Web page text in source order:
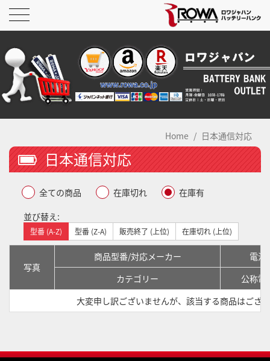
Home 日本通信対応
日本通信対応
全ての商品 在庫切れ
在庫有
並び替え:
型番 (A-Z) 型番 (Z-A) 販売終了 (上位) 在庫切れ (上位)
写真
商品型番/対応メーカー
電池
カテゴリー
公称電
大変申し訳ございませんが、該当する商品はござ